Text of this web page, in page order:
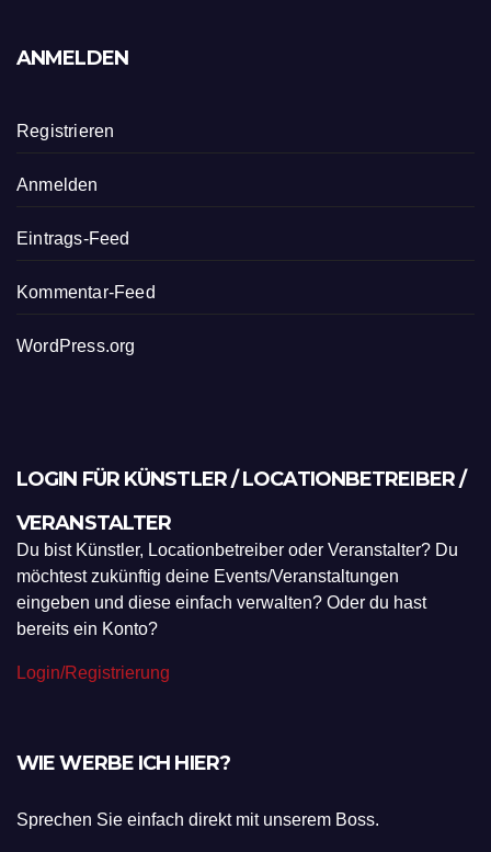
ANMELDEN
Registrieren
Anmelden
Eintrags-Feed
Kommentar-Feed
WordPress.org
LOGIN FÜR KÜNSTLER / LOCATIONBETREIBER /
VERANSTALTER
Du bist Künstler, Locationbetreiber oder Veranstalter? Du
möchtest zukünftig deine Events/Veranstaltungen
eingeben und diese einfach verwalten? Oder du hast
bereits ein Konto?
Login/Registrierung
WIE WERBE ICH HIER?
Sprechen Sie einfach direkt mit unserem Boss.